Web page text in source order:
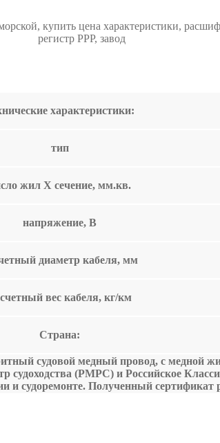
купить цена характеристики,
регистр РРР, завод
характеристики:
тип
жил Х сечение, мм.кв.
напряжение, В
диаметр кабеля, мм
вес кабеля, кг/км
Страна:
судовой медный провод, с медной
судоходства (РМРС) и Российское
судоремонте. Полученный сертификат